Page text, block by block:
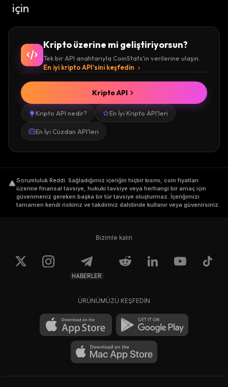
için
Kripto üzerine mi geliştiriyorsun?
Tek bir API anahtarıyla CoinStats'in verilerine ulaşın.
En iyi kripto API'sini keşfedin
Kripto API nedir? En İyi Kripto API'leri
En İyi Cüzdan API'leri
Kripto API
Sorumluluk Reddi. Sağladığımız içeriğin hiçbir kısmı, coin fiyatları
üzerine finansal tavsiye, hukuki tavsiye veya herhangi bir amaç için
güvenmeniz gereken başka bir tür tavsiye oluşturmaz. İçeriğimizi
tamamen kendi riskiniz ve takdiriniz dahilinde kullanır veya güvenirsiniz.
Bizimle kalın
HABERLER
ÜRÜNÜMÜZÜ KEŞFEDİN